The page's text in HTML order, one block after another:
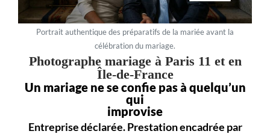
Portrait authentique des préparatifs de la mariée avant la
célébration du mariage.
Photographe mariage à Paris 11 et en
Île-de-France
Un mariage ne se confie pas à quelqu’un
qui
improvise
Entreprise déclarée. Prestation encadrée par